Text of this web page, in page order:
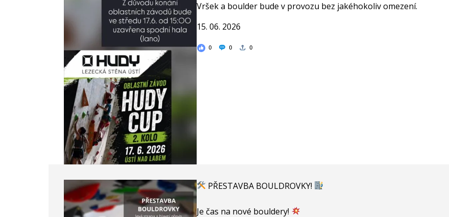
Vršek a boulder bude v provozu bez jakéhokoliv omezení.
15. 06. 2026
0 0 0
PŘESTAVBA BOULDROVKY!
Je čas na nové bouldery!